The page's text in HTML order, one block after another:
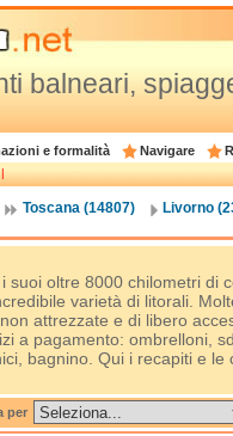
balneari,
e formalità Navigare
|
Toscana (14807)
Livorno
suoi oltre 8000 chilometri di
varietà di litorali.
attrezzate e di libero
a pagamento: ombrelloni,
bagnino. Qui i recapiti e
per